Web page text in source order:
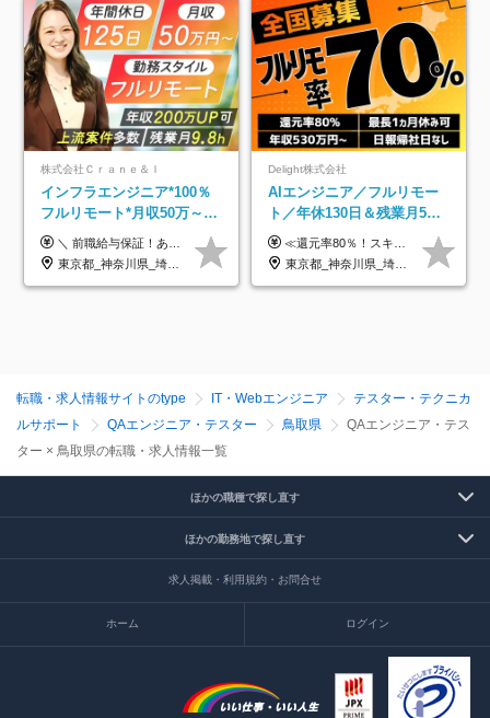
株式会社Ｃｒａｎｅ＆Ｉ
インフラエンジニア*100％
フルリモート*月収50万～*
クラウド×上流工程*前職給
与保証*残業月9.8h
＼ 前職給与保証！あなたのこれまでの経験を正当評価 ／ ★月収50万円～スタート！【年俸600万～1,162万8,000円（12分割）】 ――「頑張りが給与に直結しない…」そんな不満とは無縁の環境です。 実際、入社後に「年収150万～200万円UP」を実現した先輩エンジニアが多数活躍中！ 【 収入をさらに押し上げる充実のプラスα 】 スキルを磨くほど得をする「資格手当」 ⇒ 1資格につき毎月3,000円～30,000円を継続支給！ 成果を見逃さない「功績手当」 ⇒ 社員の頑張りに応じて最大10万円をダイレクトに支給！ スピード昇給・高年収も可能 ⇒ 1回の昇給で年収数十万UPのチャンスあり。ゆくゆくは年収1000万以上のハイクラスも目指せます。 ※経験・スキルを考慮の上決定します ※上記金額には固定残業代（月30h分・95,000円～184,000円）を含みます ※超過分は別途全額支給します ※試用期間2ヶ月間あり（その他待遇に差異はありません）
東京都_神奈川県_埼玉県_千葉県_大阪府_愛知県_北海道_青森県_岩手県_宮城県_秋田県_山形県_福島県_茨城県_栃木県_群馬県_新潟県_山梨県_長野県_富山県_石川県_福井県_静岡県_岐阜県_三重県_兵庫県_京都府_滋賀県_奈良県_和歌山県_広島県_岡山県_鳥取県_島根県_山口県_徳島県_香川県_愛媛県_高知県_福岡県_熊本県_佐賀県_長崎県_大分県_宮崎県_鹿児島県_沖縄県
Delight株式会社
AIエンジニア／フルリモー
ト／年休130日＆残業月5h
以下／1カ月連休可／案件選
択制／還元率80%
≪還元率80％！スキルや経験をしっかり収入に反映します≫ 年俸530万円以上＋業績賞与 ※スキル・経験を考慮の上、優遇いたします ※上記年俸を12分割し、月1回支給します ※上記年俸には固定残業代月20時間分(月6万9000円以上)が含まれます。残業はほとんど発生しませんが、超過した場合は追加支給します ★AIを使った自社への貢献も、貢献度に応じて給与に反映する制度があります
東京都_神奈川県_埼玉県_千葉県_大阪府_愛知県_北海道_青森県_岩手県_宮城県_秋田県_山形県_福島県_茨城県_栃木県_群馬県_新潟県_山梨県_長野県_富山県_石川県_福井県_静岡県_岐阜県_三重県_兵庫県_京都府_滋賀県_奈良県_和歌山県_広島県_岡山県_鳥取県_島根県_山口県_徳島県_香川県_愛媛県_高知県_福岡県_熊本県_佐賀県_長崎県_大分県_宮崎県_鹿児島県_沖縄県
転職・求人情報サイトのtype IT・Webエンジニア
テスター・テクニカ
ルサポート
QAエンジニア・テスター 鳥取県
QAエンジニア・テス
ター × 鳥取県の転職・求人情報一覧
ほかの職種で探し直す
ほかの勤務地で探し直す
求人掲載・利用規約・お問合せ
ホーム ログイン